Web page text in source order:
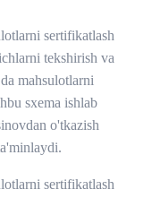
sertifikatlash
tekshirish va
mahsulotlarni
sxema ishlab
o'tkazish
sertifikatlash